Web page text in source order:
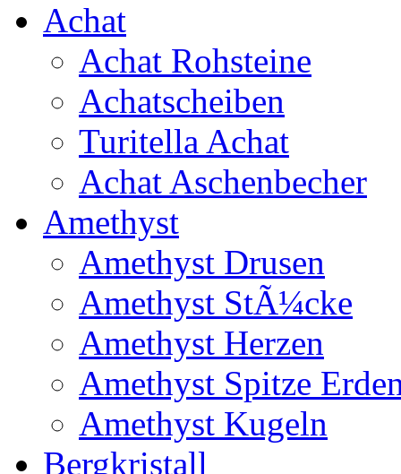
Achat
Achat Rohsteine
Achatscheiben
Turitella Achat
Achat Aschenbecher
Amethyst
Amethyst Drusen
Amethyst StÃ¼cke
Amethyst Herzen
Amethyst Spitze
Amethyst Kugeln
Bergkristall